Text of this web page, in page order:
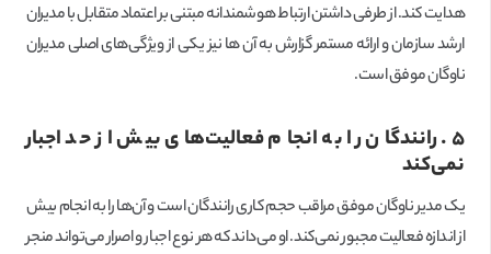
هدایت کند. از طرفی داشتن ارتباط هوشمندانه مبتنی بر اعتماد متقابل با مدیران
ارشد سازمان و ارائه مستمر گزارش به آن ها نیز یکی از ویژگی‌های اصلی مدیران
ناوگان موفق است.
۵. رانندگان را به انجام فعالیت‌های بیش از حد اجبار
نمی‌کند
یک مدیر ناوگان موفق مراقب حجم کاری رانندگان است و آن‌ها را به انجام بیش
از اندازه فعالیت مجبور نمی‌کند. او می‌داند که هر نوع اجبار و اصرار می‌تواند منجر